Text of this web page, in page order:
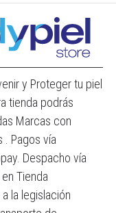
y Proteger tu piel
tienda podrás
Marcas con
. Pagos vía
Despacho vía
Tienda
la legislación